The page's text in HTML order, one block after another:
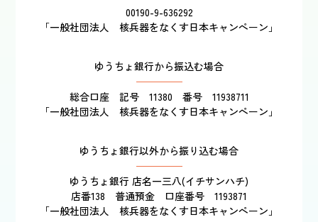
00190-9-636292
「一般社団法人 核兵器をなくす日本キャンペーン」
ゆうちょ銀行から振込む場合
総合口座 記号 11380 番号 11938711
「一般社団法人 核兵器をなくす日本キャンペーン」
ゆうちょ銀行以外から振り込む場合
ゆうちょ銀行 店名一三八(イチサンハチ)
店番138 普通預金 口座番号 1193871
「一般社団法人 核兵器をなくす日本キャンペーン」